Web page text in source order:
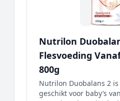
Nutrilon
Flesvoeding
800g
Nutrilon Duobalans 2
geschikt voor baby’s